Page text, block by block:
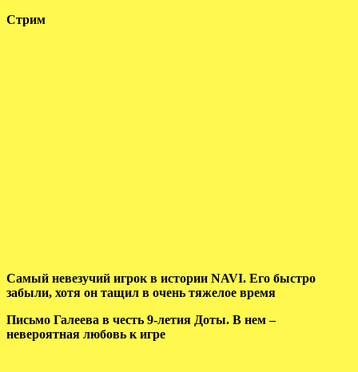
Стрим
Самый невезучий игрок в истории NAVI. Его быстро
забыли, хотя он тащил в очень тяжелое время
Письмо Галеева в честь 9-летия Доты. В нем –
невероятная любовь к игре